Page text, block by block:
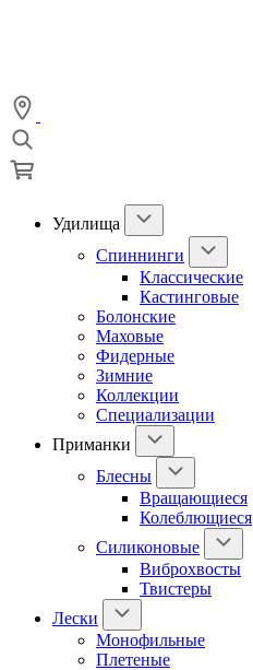
Удилища
Спиннинги
Классические
Кастинговые
Болонские
Маховые
Фидерные
Зимние
Коллекции
Специализации
Приманки
Блесны
Вращающиеся
Колеблющиеся
Силиконовые
Виброхвосты
Твистеры
Лески
Монофильные
Плетеные